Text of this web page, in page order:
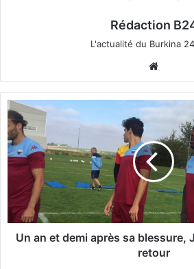
Rédaction
L'actualité du Burkina
bsi
te
U
n
a
n
e
e
m
Un an et demi après sa blessure,
retour